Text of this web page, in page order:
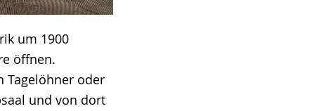
um 1900
öffnen.
Tagelöhner oder
und von dort